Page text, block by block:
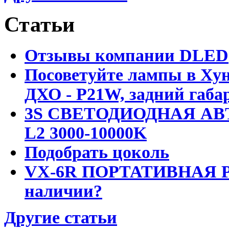
Статьи
Отзывы компании DLED
Посоветуйте лампы в
ДХО - P21W, задний
3S СВЕТОДИОДНАЯ
L2 3000-10000K
Подобрать цоколь
VX-6R ПОРТАТИВНАЯ
наличии?
Другие статьи